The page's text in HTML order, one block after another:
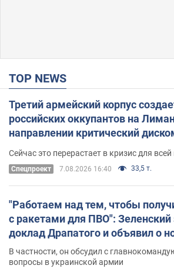
TOP NEWS
Третий армейский корпус
российских оккупантов на
направлении критический
удалось
Сейчас это перерастает в кризис для
Спецпроект 7.08.2026 16:40 33,5 т.
"Работаем над тем, чтобы
с ракетами для ПВО":
доклад Драпатого и объявил о
В частности, он обсудил с
вопросы в украинской армии